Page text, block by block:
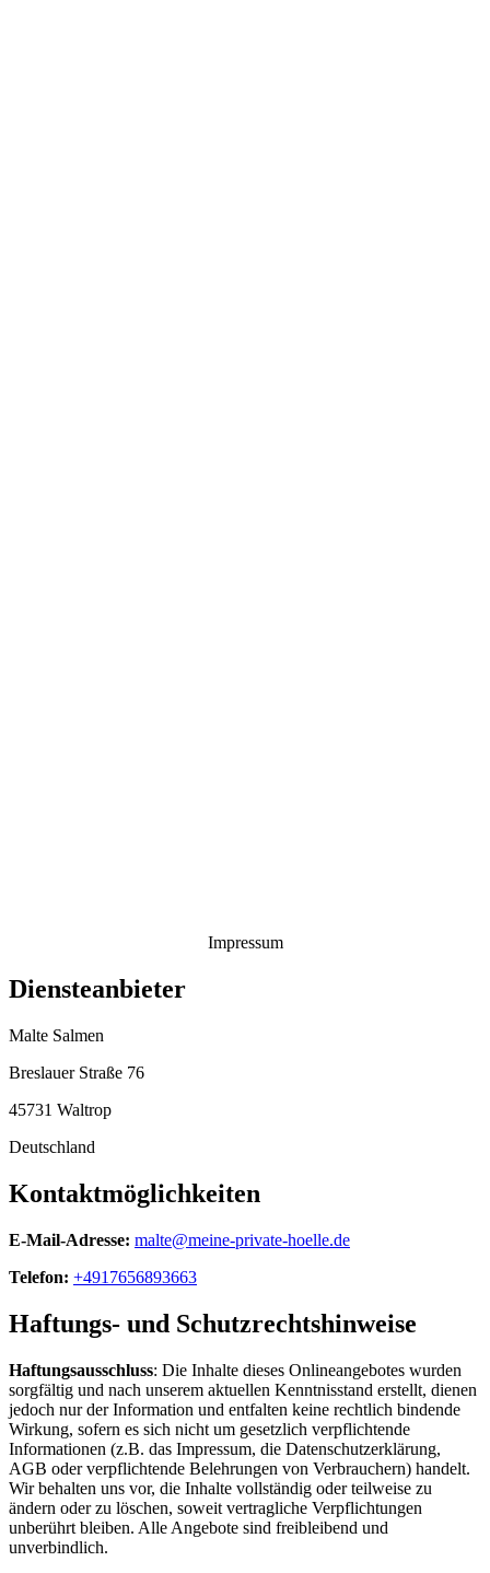
Impressum
Diensteanbieter
Malte Salmen
Breslauer Straße 76
45731 Waltrop
Deutschland
Kontaktmöglichkeiten
E-Mail-Adresse: malte@meine-private-hoelle.de
Telefon: +4917656893663
Haftungs- und Schutzrechtshinweise
Haftungsausschluss: Die Inhalte dieses Onlineangebotes wurden
sorgfältig und nach unserem aktuellen Kenntnisstand erstellt, dienen
jedoch nur der Information und entfalten keine rechtlich bindende
Wirkung, sofern es sich nicht um gesetzlich verpflichtende
Informationen (z.B. das Impressum, die Datenschutzerklärung,
AGB oder verpflichtende Belehrungen von Verbrauchern) handelt.
Wir behalten uns vor, die Inhalte vollständig oder teilweise zu
ändern oder zu löschen, soweit vertragliche Verpflichtungen
unberührt bleiben. Alle Angebote sind freibleibend und
unverbindlich.